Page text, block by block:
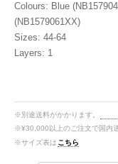
Colours: Blue
(NB1579061XX)
Sizes: 44-64
Layers: 1
※別途送料がかかります。
※¥30,000以上のご注文で国内
※サイズ表は こちら